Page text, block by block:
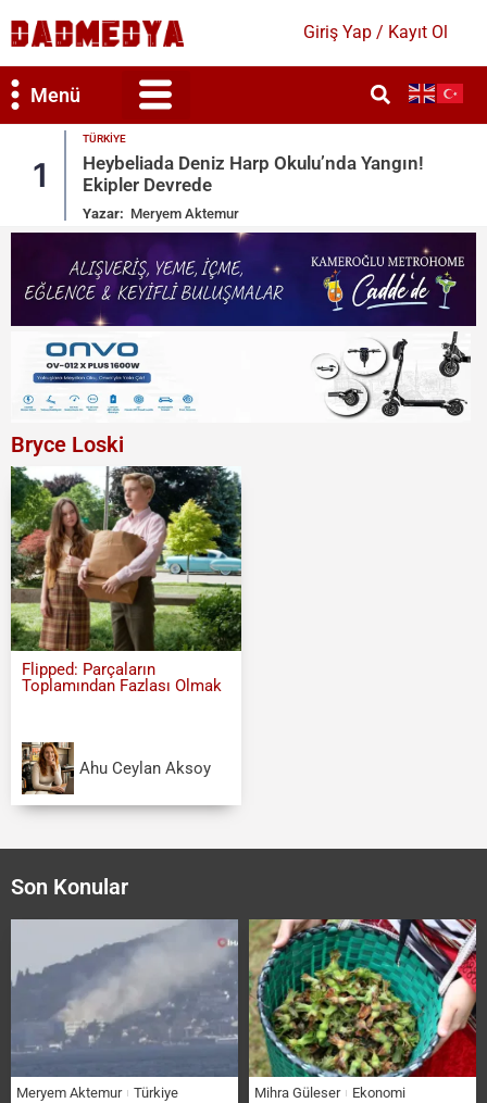
Giriş Yap / Kayıt Ol
Menü
2
2026 TMO Fındık Alım Fiyatları Belli
İşte Detaylar
Yazar: Mihra Güleser
Bryce Loski
Flipped: Parçaların
Toplamından Fazlası Olmak
Ahu Ceylan Aksoy
Son Konular
Meryem Aktemur Türkiye Mihra Güleser Ekonomi